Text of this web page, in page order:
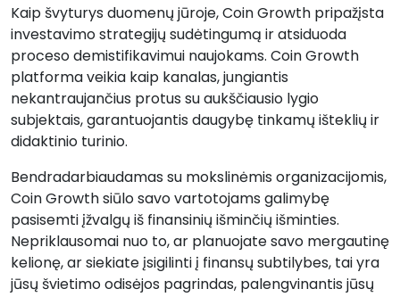
Kaip švyturys duomenų jūroje, Coin Growth pripažįsta
investavimo strategijų sudėtingumą ir atsiduoda
proceso demistifikavimui naujokams. Coin Growth
platforma veikia kaip kanalas, jungiantis
nekantraujančius protus su aukščiausio lygio
subjektais, garantuojantis daugybę tinkamų išteklių ir
didaktinio turinio.
Bendradarbiaudamas su mokslinėmis organizacijomis,
Coin Growth siūlo savo vartotojams galimybę
pasisemti įžvalgų iš finansinių išminčių išminties.
Nepriklausomai nuo to, ar planuojate savo mergautinę
kelionę, ar siekiate įsigilinti į finansų subtilybes, tai yra
jūsų švietimo odisėjos pagrindas, palengvinantis jūsų